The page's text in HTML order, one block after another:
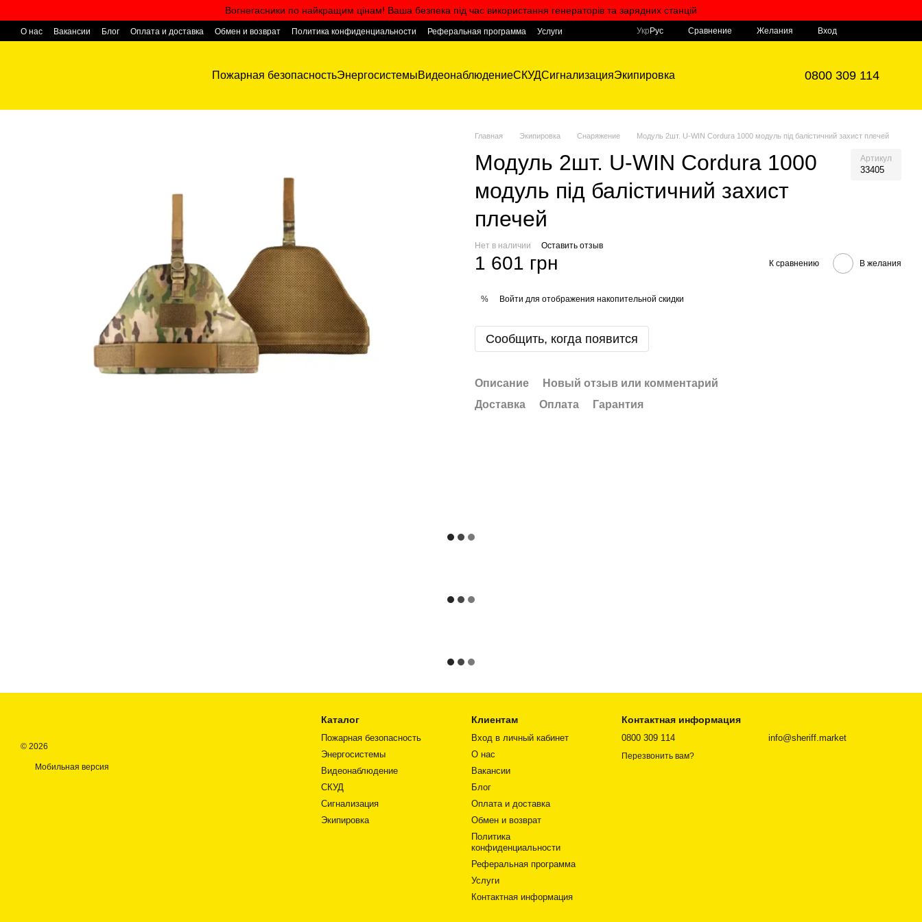
Вогнегасники по найкращим цінам! Ваша безпека під час використання генераторів та зарядних станцій
О нас Вакансии Блог Оплата и доставка Обмен и возврат Политика конфиденциальности Реферальная программа
Услуги
Укр Рус Сравнение Желания Вход
Пожарная безопасностьЭнергосистемыВидеонаблюдениеСКУДСигнализацияЭкипировка 0800 309 114
Главная Экипировка Снаряжение Модуль 2шт. U-WIN Cordura 1000 модуль під балістичний захист плечей
Модуль 2шт. U-WIN Cordura 1000
модуль під балістичний захист
плечей
Артикул
33405
Нет в наличии Оставить отзыв
1 601 грн К сравнению В желания
% Войти для отображения накопительной скидки
Сообщить, когда появится
Описание
Новый отзыв или комментарий
Доставка
Оплата Гарантия
© 2026
Мобильная версия
Каталог
Пожарная безопасность
Энергосистемы
Видеонаблюдение
СКУД
Сигнализация
Экипировка
Клиентам
Вход в личный кабинет
О нас
Вакансии
Блог
Оплата и доставка
Обмен и возврат
Политика
конфиденциальности
Реферальная программа
Услуги
Контактная информация
Контактная информация
0800 309 114
Перезвонить вам?
info@sheriff.market